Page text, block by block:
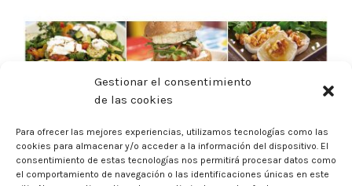
Gestionar el consentimiento
de las cookies
Para ofrecer las mejores experiencias, utilizamos tecnologías como las
cookies para almacenar y/o acceder a la información del dispositivo. El
consentimiento de estas tecnologías nos permitirá procesar datos como
el comportamiento de navegación o las identificaciones únicas en este
Son la solución ideal para dar un
pueden hacer uso de esta modalidad en ensaladas, pizzas…
Lo podemos presentar plancheado, gratinado, caramelizado
o sencillamente desmenuzado.